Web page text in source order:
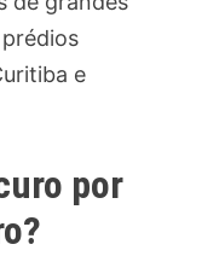
e
por